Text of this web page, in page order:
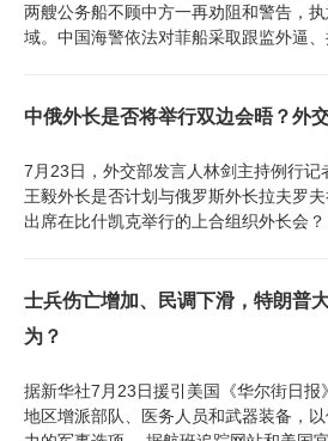
两艘公务船不顾中方一再劝阻和警告，
域。中国海警依法对菲船采取跟监外逼
中俄外长是否将举行双边会晤？外
7月23日，外交部发言人林剑主持例行记
王毅外长是否计划与俄罗斯外长拉夫罗
出席在比什凯克举行的上合组织外长会？
士兵伤亡增加、民调下滑，特朗普
为？
据新华社7月23日援引美国《华尔街日报
地区增派部队、医务人员和武器装备，